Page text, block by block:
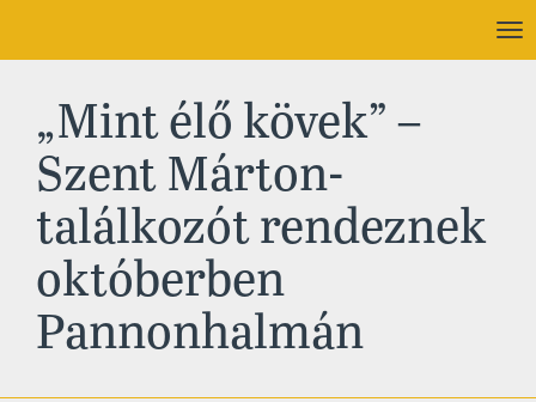
„Mint élő kövek” –
Szent Márton-
találkozót rendeznek
októberben
Pannonhalmán